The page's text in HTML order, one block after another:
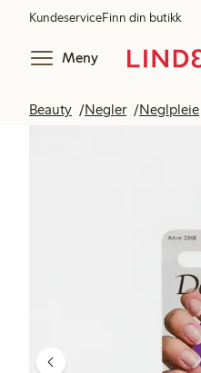
KundeserviceFinn din butikk
Meny
Beauty Negler Neglpleie